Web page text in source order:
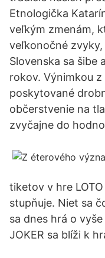
Etnologička
veľkým zmenám,
veľkonočné zvyky,
Slovenska sa šibe
rokov. Výnimkou
poskytované
občerstvenie na
zvyčajne do
tiketov v hre
stupňuje. Niet sa
sa dnes hrá o
JOKER sa blíži k